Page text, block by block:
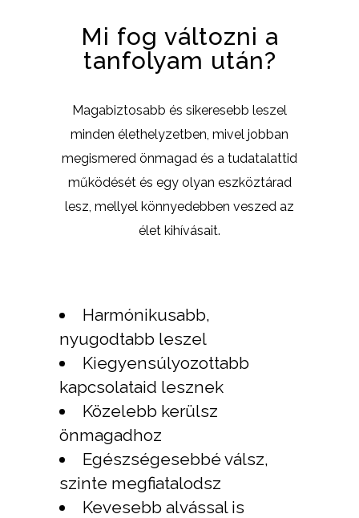
Mi fog változni a
tanfolyam után?
Magabiztosabb és sikeresebb leszel
minden élethelyzetben, mivel jobban
megismered önmagad és a tudatalattid
működését és egy olyan eszköztárad
lesz, mellyel könnyedebben veszed az
élet kihívásait.
Harmónikusabb,
nyugodtabb leszel
Kiegyensúlyozottabb
kapcsolataid lesznek
Közelebb kerülsz
önmagadhoz
Egészségesebbé válsz,
szinte megfiatalodsz
Kevesebb alvással is